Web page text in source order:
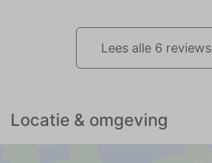
Lees alle 6 reviews
Locatie & omgeving